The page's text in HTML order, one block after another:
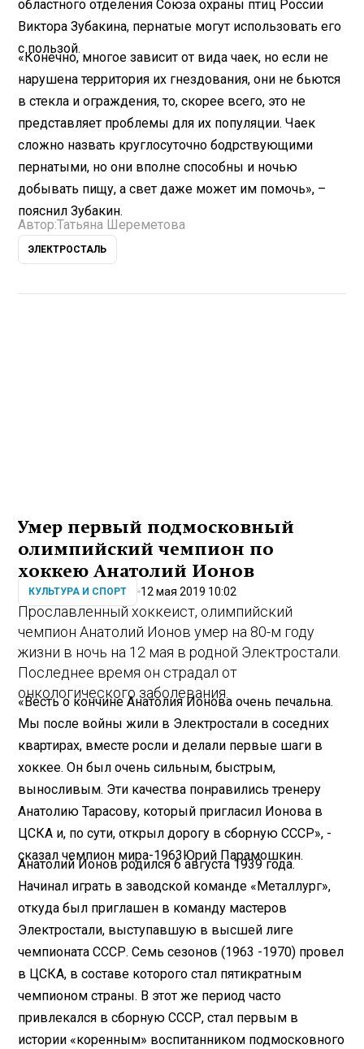
областного отделения Союза охраны птиц России
Виктора Зубакина, пернатые могут использовать его
с пользой.
«Конечно, многое зависит от вида чаек, но если не
нарушена территория их гнездования, они не бьются
в стекла и ограждения, то, скорее всего, это не
представляет проблемы для их популяции. Чаек
сложно назвать круглосуточно бодрствующими
пернатыми, но они вполне способны и ночью
добывать пищу, а свет даже может им помочь», –
пояснил Зубакин.
Автор:Татьяна Шереметова
ЭЛЕКТРОСТАЛЬ
Умер первый подмосковный
олимпийский чемпион по
хоккею Анатолий Ионов
КУЛЬТУРА И СПОРТ 12 мая 2019 10:02
Прославленный хоккеист, олимпийский
чемпион Анатолий Ионов умер на 80-м году
жизни в ночь на 12 мая в родной Электростали.
Последнее время он страдал от
онкологического заболевания.
«Весть о кончине Анатолия Ионова очень печальна.
Мы после войны жили в Электростали в соседних
квартирах, вместе росли и делали первые шаги в
хоккее. Он был очень сильным, быстрым,
выносливым. Эти качества понравились тренеру
Анатолию Тарасову, который пригласил Ионова в
ЦСКА и, по сути, открыл дорогу в сборную СССР», -
сказал чемпион мира-1963Юрий Парамошкин.
Анатолий Ионов родился 6 августа 1939 года.
Начинал играть в заводской команде «Металлург»,
откуда был приглашен в команду мастеров
Электростали, выступавшую в высшей лиге
чемпионата СССР. Семь сезонов (1963 -1970) провел
в ЦСКА, в составе которого стал пятикратным
чемпионом страны. В этот же период часто
привлекался в сборную СССР, стал первым в
истории «коренным» воспитанником подмосковного